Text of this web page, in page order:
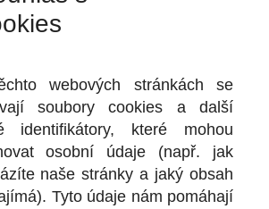
webových stránkách se
souborycookies a další
identifikátory, které mohou
osobní údaje (např. jak
naše stránky a jaký obsah
Tyto údaje nám pomáhají